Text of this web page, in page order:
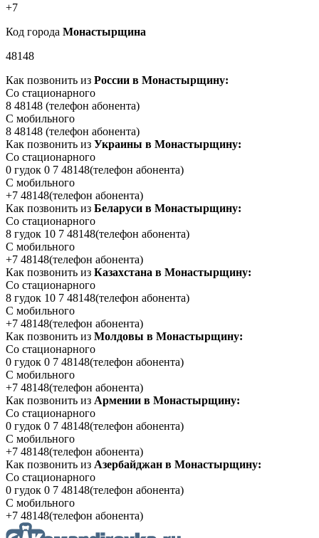
+7
Код города Монастырщина
48148
Как позвонить из России в Монастырщину:
Со стационарного
8 48148 (телефон абонента)
С мобильного
8 48148 (телефон абонента)
Как позвонить из Украины в Монастырщину:
Со стационарного
0 гудок 0 7 48148(телефон абонента)
С мобильного
+7 48148(телефон абонента)
Как позвонить из Беларуси в Монастырщину:
Со стационарного
8 гудок 10 7 48148(телефон абонента)
С мобильного
+7 48148(телефон абонента)
Как позвонить из Казахстана в Монастырщину:
Со стационарного
8 гудок 10 7 48148(телефон абонента)
С мобильного
+7 48148(телефон абонента)
Как позвонить из Молдовы в Монастырщину:
Со стационарного
0 гудок 0 7 48148(телефон абонента)
С мобильного
+7 48148(телефон абонента)
Как позвонить из Армении в Монастырщину:
Со стационарного
0 гудок 0 7 48148(телефон абонента)
С мобильного
+7 48148(телефон абонента)
Как позвонить из Азербайджан в Монастырщину:
Со стационарного
0 гудок 0 7 48148(телефон абонента)
С мобильного
+7 48148(телефон абонента)